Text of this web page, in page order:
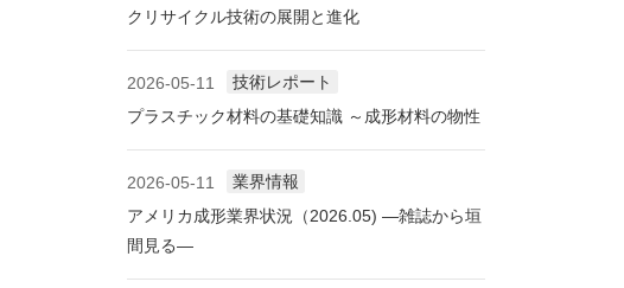
クリサイクル技術の展開と進化
2026-05-11
技術レポート
プラスチック材料の基礎知識 ～成形材料の物性
2026-05-11
業界情報
アメリカ成形業界状況（2026.05) ―雑誌から垣
間見る―